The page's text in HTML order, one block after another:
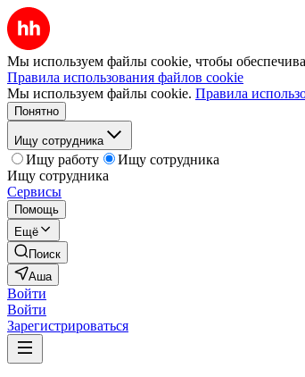
Мы используем файлы cookie, чтобы
Правила использования файлов cookie
Мы используем файлы cookie. Правила
Понятно
Ищу сотрудника
Ищу работу
Ищу сотрудника
Ищу сотрудника
Сервисы
Помощь
Ещё
Поиск
Аша
Войти
Войти
Зарегистрироваться